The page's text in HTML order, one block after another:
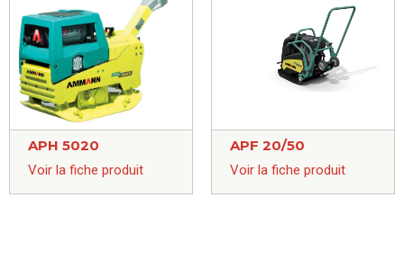
APH 5020
Voir la fiche produit
APF 20/50
Voir la fiche produit